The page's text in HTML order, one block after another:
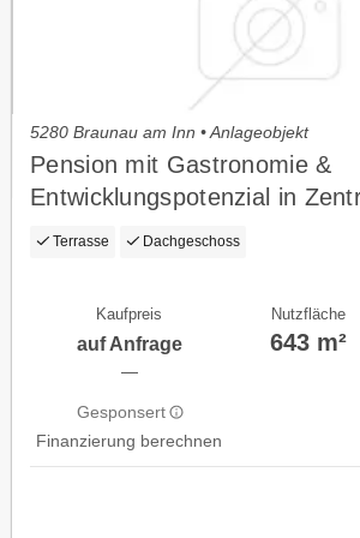
5280 Braunau am Inn • Anlageobjekt
Pension mit Gastronomie &
Entwicklungspotenzial in
von Braunau am Inn - zu
Terrasse Dachgeschoss
Kaufpreis
auf Anfrage
—
Gesponsert
Finanzierung berechnen
Nutzfläche
643 m²